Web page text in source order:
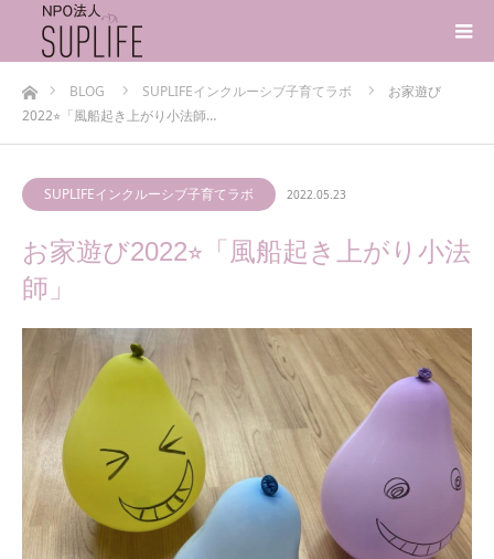
ホームBLOG SUPLIFEインクルーシブ子育てラボ
お家遊び
2022⭐︎「風船起き上がり小法師…
SUPLIFEインクルーシブ子育てラボ 2022.05.23
お家遊び2022⭐︎「風船起き上がり小法
師」